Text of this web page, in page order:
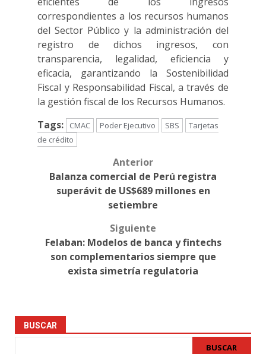
correspondientes a los recursos humanos
del Sector Público y la administración del
registro de dichos ingresos, con
transparencia, legalidad, eficiencia y
eficacia, garantizando la Sostenibilidad
Fiscal y Responsabilidad Fiscal, a través de
la gestión fiscal de los Recursos Humanos.
Tags:
CMAC Poder Ejecutivo SBS
Tarjetas
de crédito
navigation
Anterior
Balanza comercial de Perú registra
superávit de US$689 millones en
setiembre
Siguiente
Felaban: Modelos de banca y fintechs
son complementarios siempre que
exista simetría regulatoria
BUSCAR
BUSCAR